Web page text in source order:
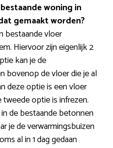
woning in
gemaakt worden?
bestaande vloer
Hiervoor zijn eigenlijk 2
kan je de
bovenop de vloer die je al
deze optie is een vloer
optie is infrezen.
de bestaande betonnen
je de verwarmingsbuizen
al in 1 dag gedaan